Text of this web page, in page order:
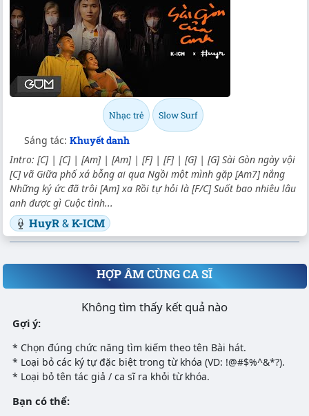
Nhạc trẻ Slow Surf
Sáng tác: Khuyết danh
Intro: [C] | [C] | [Am] | [Am] | [F] | [F] | [G] | [G] Sài Gòn ngày vội
[C] vã Giữa phố xá bỗng ai qua Ngồi một mình gặp [Am7] nắng
Những ký ức đã trôi [Am] xa Rồi tự hỏi là [F/C] Suốt bao nhiêu lâu
anh được gì Cuộc tình...
HuyR&K-ICM
HỢP ÂM CÙNG CA SĨ
Không tìm thấy kết quả nào
Gợi ý:
* Chọn đúng chức năng tìm kiếm theo tên Bài hát.
* Loại bỏ các ký tự đặc biệt trong từ khóa (VD: !@#$%^&*?).
* Loại bỏ tên tác giả / ca sĩ ra khỏi từ khóa.
Bạn có thể: